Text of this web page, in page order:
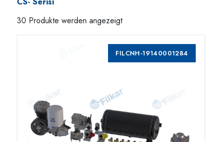
30 Produkte werden angezeigt
FILCNH-19140001284